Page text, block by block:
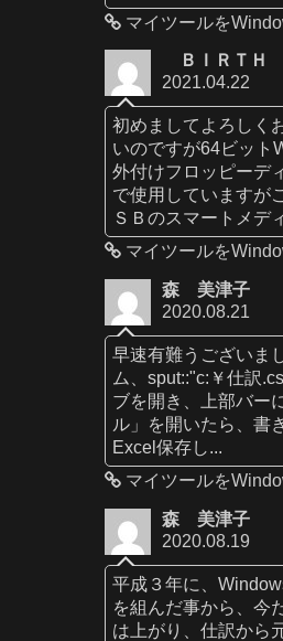
マイツールを
ＢＩＲＴＨ
2021.04.22
初めましてよろしく
いのですが64ビッ
外付けフロッピーデ
で使用していますが
ＳＢのスマートメデ
マイツールを
森 美津子
2020.08.21
早速有難うございま
ム、sput::"c:￥仕訳
ブを開き、上部バー
ル」を開いたら、書
Excel保存し...
マイツールを
森 美津子
2020.08.19
平成３年に、
を組んだ事から、今
は上がり、仕訳から